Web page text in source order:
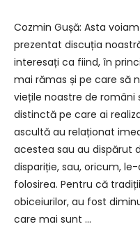
Cozmin Gușă: Asta
prezentat discuția
interesați ca fiind, în
mai rămas și pe care să
viețile noastre de români
distinctă pe care ai
ascultă au relaționat
acestea sau au dispărut
dispariție, sau, oricum,
folosirea. Pentru că
obiceiurilor, au fost
care mai sunt …